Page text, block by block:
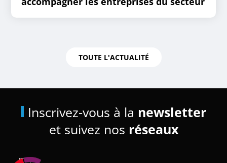
TOUTE L'ACTUALITÉ
Inscrivez-vous à la newsletter
et suivez nos réseaux